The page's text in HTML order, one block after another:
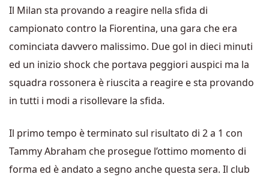
Il Milan sta provando a reagire nella sfida di
campionato contro la Fiorentina, una gara che era
cominciata davvero malissimo. Due gol in dieci minuti
ed un inizio shock che portava peggiori auspici ma la
squadra rossonera è riuscita a reagire e sta provando
in tutti i modi a risollevare la sfida.
Il primo tempo è terminato sul risultato di 2 a 1 con
Tammy Abraham che prosegue l’ottimo momento di
forma ed è andato a segno anche questa sera. Il club